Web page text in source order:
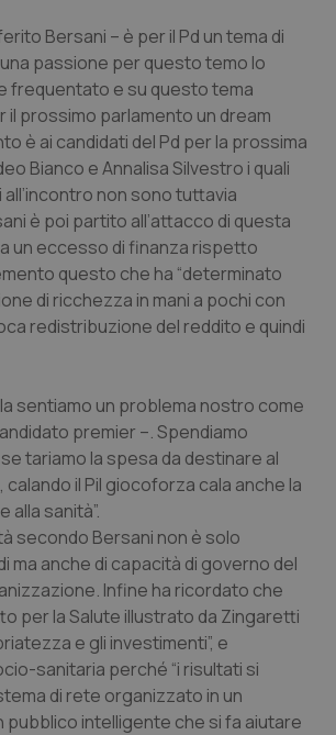
Nutrizione
Cardiologia
Chirurgia
Oncologia
Pediatria
urogenitali
& impianti
Polmone & Testa Collo
Bersani – è per il Pd un tema di
passione per questo temo lo
frequentato e su questo tema
il prossimo parlamento un dream
è ai candidati del Pd per la prossima
Bianco e Annalisa Silvestro i quali
non sono tuttavia
è poi partito all’attacco di questa
un eccesso di finanza rispetto
questo che ha “determinato
di ricchezza in mani a pochi con
redistribuzione del reddito e quindi
sentiamo un problema nostro come
premier –. Spendiamo
tariamo la spesa da destinare al
calando il Pil giocoforza cala anche la
alla sanità”.
secondo Bersani non è solo
ma anche di capacità di governo del
Infine ha ricordato che
per la Salute illustrato da Zingaretti
e gli investimenti”, e
sanitaria perché “i risultati si
di rete organizzato in un
pubblico intelligente che si fa aiutare